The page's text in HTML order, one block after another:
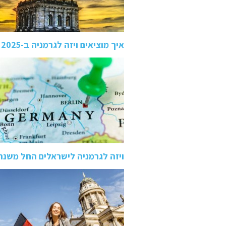
איך מוציאים ויזה לגרמניה ב-2025 שלב אחרי שלב
ויזה לגרמניה לישראלים החל משנת